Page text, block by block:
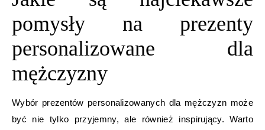
pomysły na prezenty
personalizowane dla
mężczyzny
Wybór prezentów personalizowanych dla mężczyzn może
być nie tylko przyjemny, ale również inspirujący. Warto